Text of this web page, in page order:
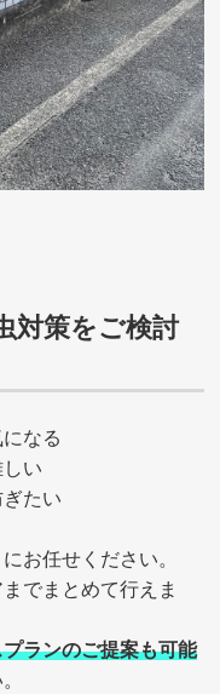
対策をご検討
なる
い
たい
お任せください。
でまとめて行えま
ランのご提案も可能